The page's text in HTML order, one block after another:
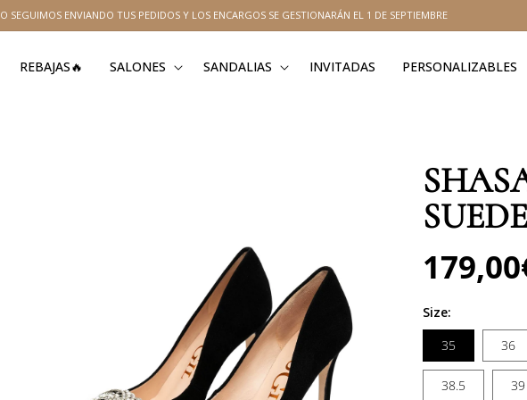
SEGUIMOS ENVIANDO TUS PEDIDOS Y LOS ENCARGOS SE GESTIONARÁN EL 1 DE SEPTIEMBRE
REBAJAS🔥 SALONES SANDALIAS INVITADAS PERSONALIZABLES
SUEDE
Precio
habitual
Size:
35
36
38.5 39